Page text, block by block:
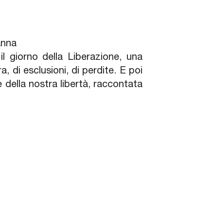
giorno della Liberazione, una
di esclusioni, di perdite. E poi
della nostra libertà, raccontata